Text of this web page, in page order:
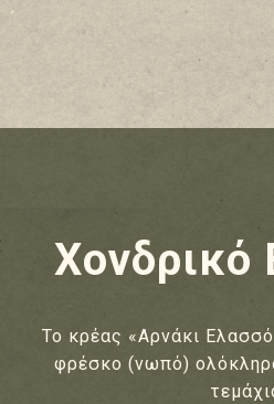
Χονδρικό
Το κρέας «Αρνάκι
φρέσκο (νωπό)